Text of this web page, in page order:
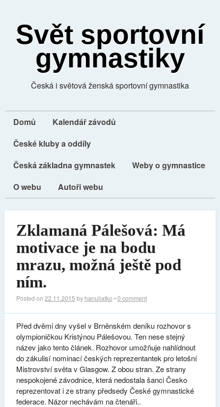
Svět sportovní
gymnastiky
Česká i světová ženská sportovní gymnastika
Domů
Kalendář závodů
České kluby a oddíly
Česká základna gymnastek
Weby o gymnastice
O webu
Autoři webu
Zklamaná Pálešová: Má
motivace je na bodu
mrazu, možná ještě pod
ním.
Posted on 22.11.2015 by hanuliatko •0 comment
Před dvěmi dny vyšel v Brněnském deníku rozhovor s
olympioničkou Kristýnou Pálešovou. Ten nese stejný
název jako tento článek. Rozhovor umožňuje nahlídnout
do zákulisí nominací českých reprezentantek pro letošní
Mistrovství světa v Glasgow. Z obou stran. Ze strany
nespokojené závodnice, která nedostala šanci Česko
reprezentovat i ze strany předsedy České gymnastické
federace. Názor nechávám na čtenáři..